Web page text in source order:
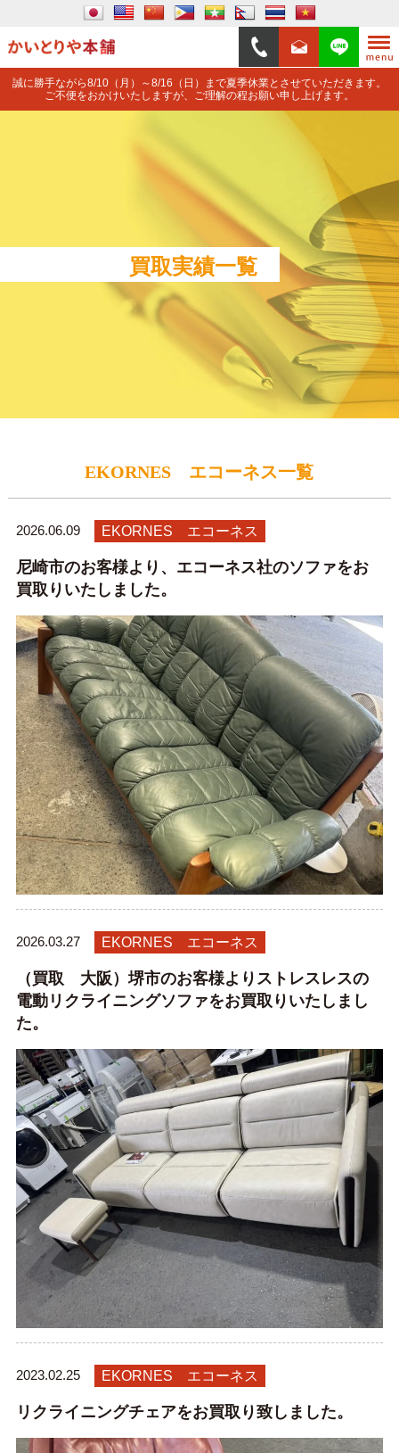
誠に勝手ながら8/10（月）～8/16（日）まで夏季休業とさせていただきます。
ご不便をおかけいたしますが、ご理解の程お願い申し上げます。
買取実績一覧
EKORNES エコーネス一覧
2026.06.09 EKORNES エコーネス
尼崎市のお客様より、エコーネス社のソファをお
買取りいたしました。
2026.03.27 EKORNES エコーネス
（買取 大阪）堺市のお客様よりストレスレスの
電動リクライニングソファをお買取りいたしまし
た。
2023.02.25 EKORNES エコーネス
リクライニングチェアをお買取り致しました。